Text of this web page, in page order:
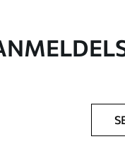
du har angivet, og